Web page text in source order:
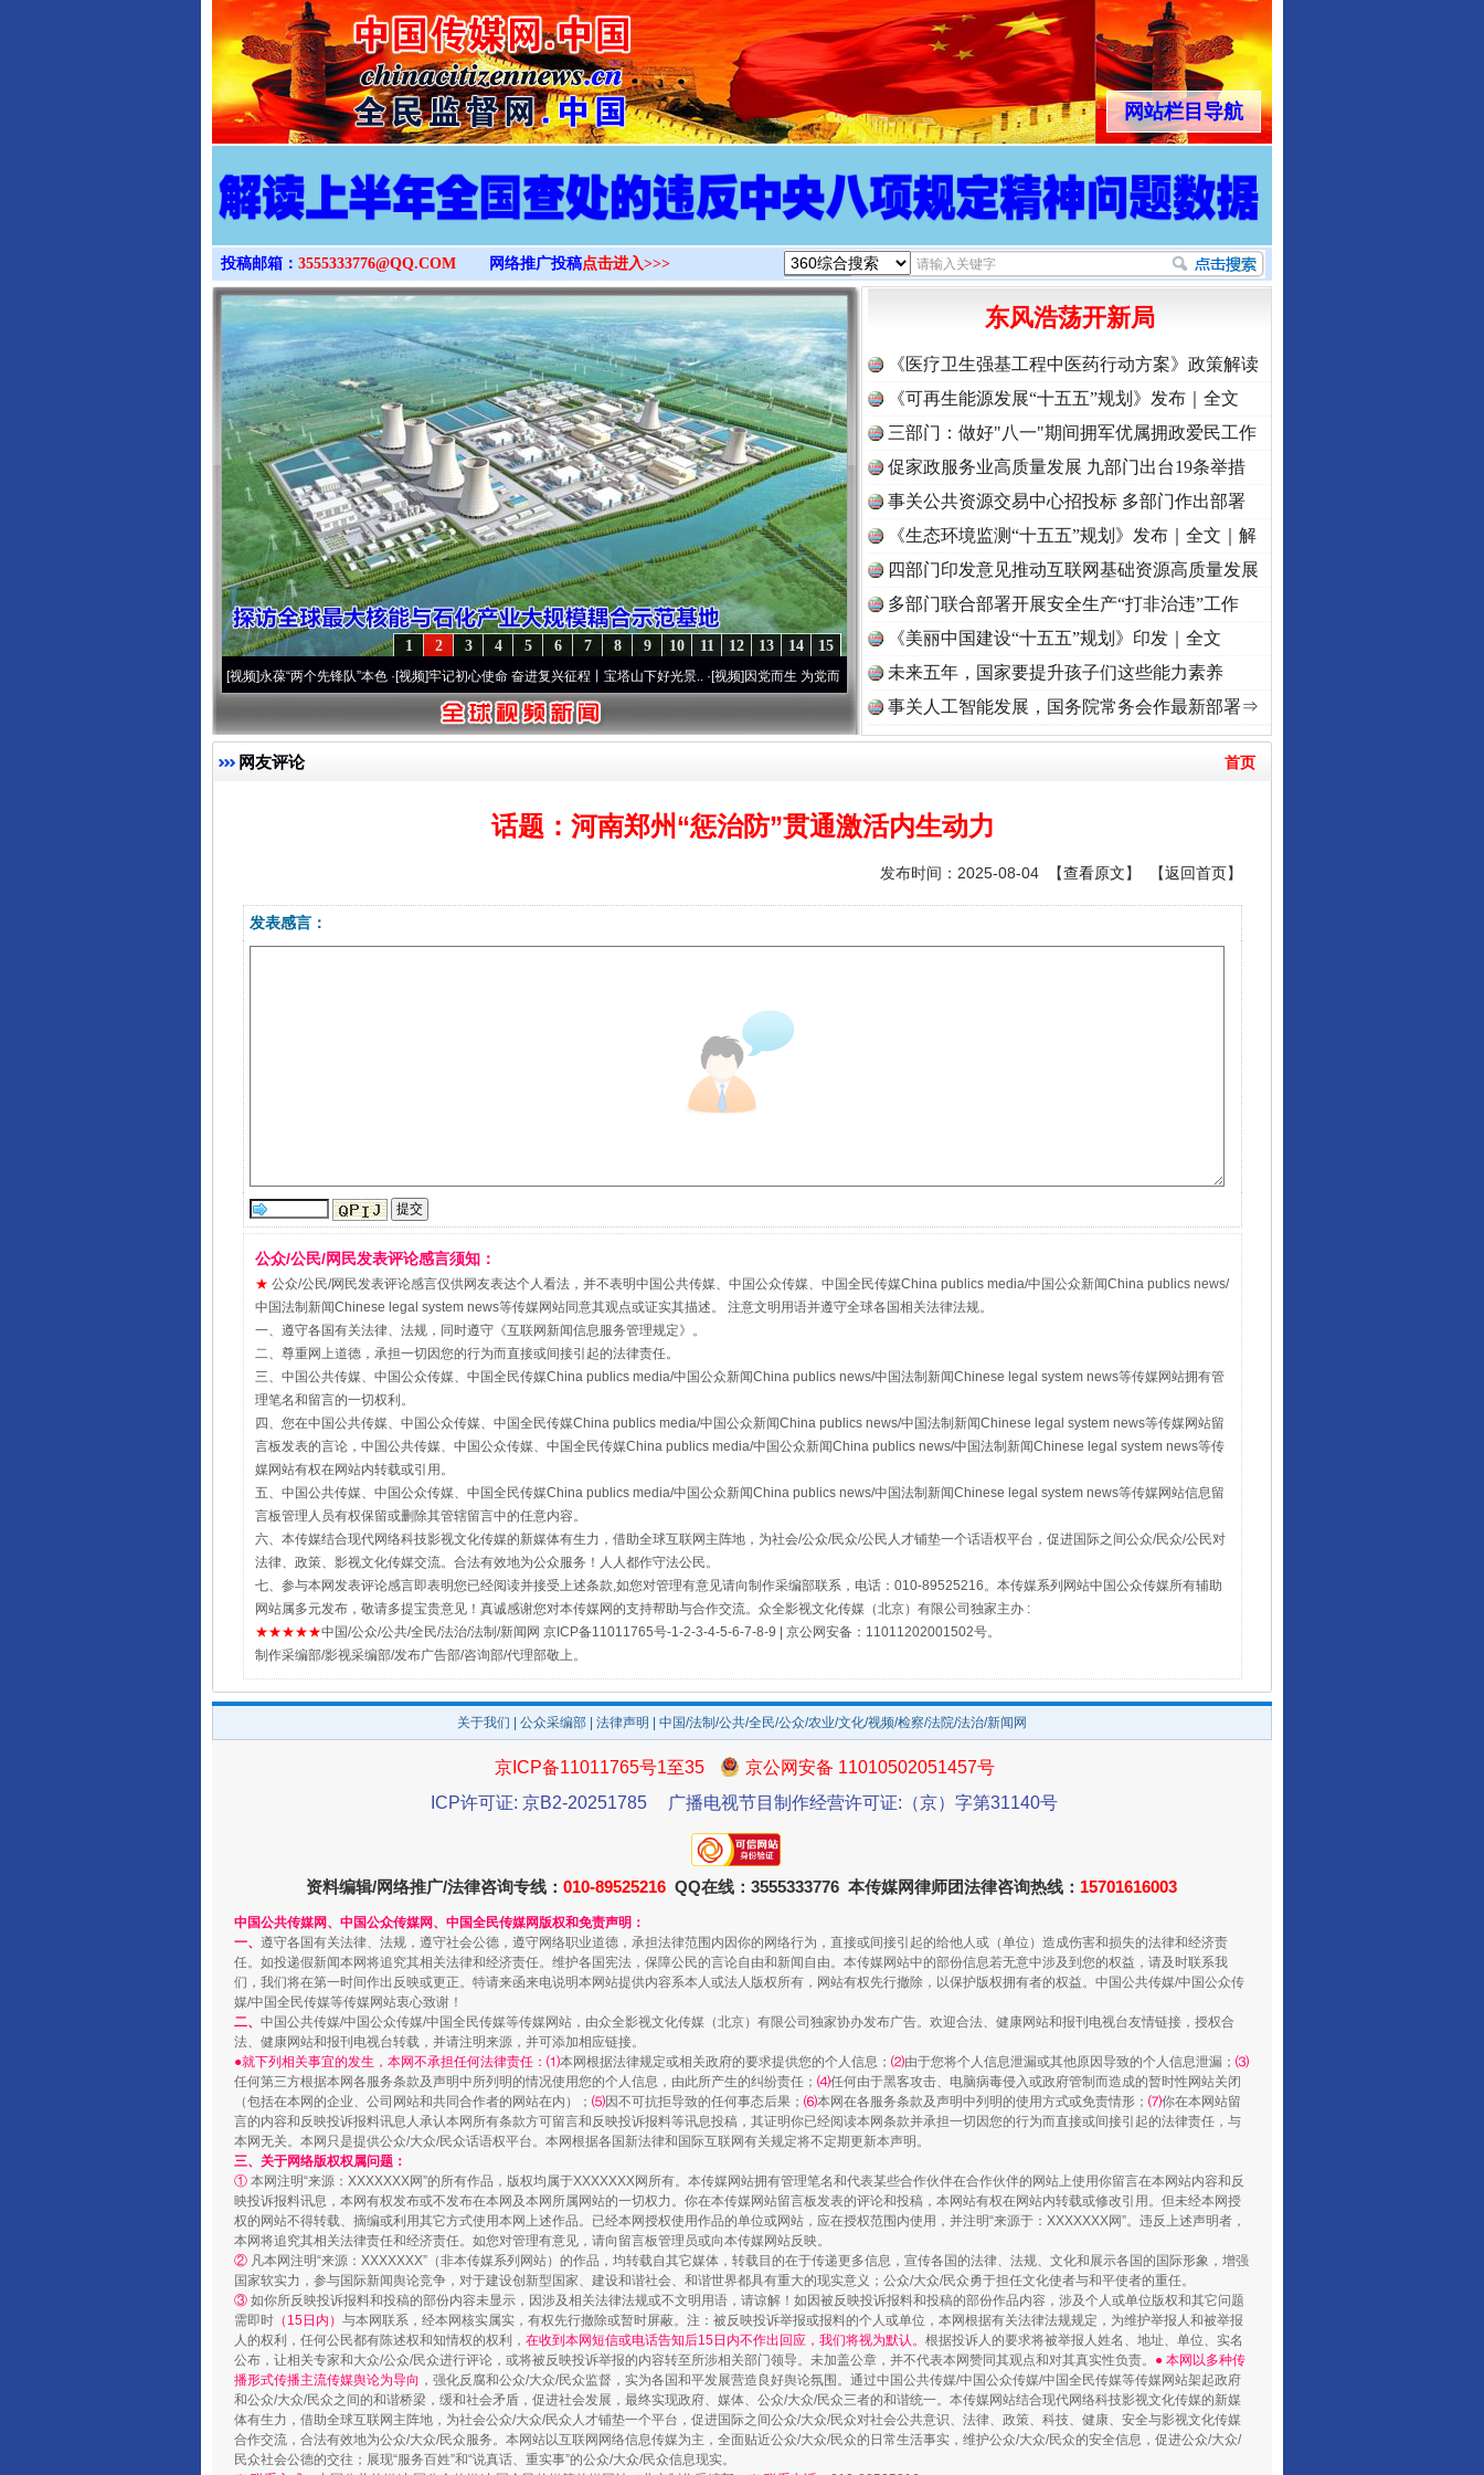
>
网站栏目导航
投稿邮箱： 3555333776@QQ.COM 网络推广投稿点击进入>>>
15
14
13
12
11
10
9
8
7
6
5
4
3
2
1
永葆“两个先锋队”本色·[视频] 牢记初心使命 奋进复兴征程丨宝塔山下好光景..·[视频] 因党而生 为党而战——百年“纪”事⑧加强纪律.. ·[视频]牢记初心使命 奋进复兴征程丨“转折之城”激荡..
东风浩荡开新局
《医疗卫生强基工程中医药行动方案》政策解读
《可再生能源发展“十五五”规划》发布｜全文
三部门：做好"八一"期间拥军优属拥政爱民工作
促家政服务业高质量发展 九部门出台19条举措
事关公共资源交易中心招投标 多部门作出部署
《生态环境监测“十五五”规划》发布｜全文｜解
读
四部门印发意见推动互联网基础资源高质量发展
多部门联合部署开展安全生产“打非治违”工作
《美丽中国建设“十五五”规划》印发｜全文
未来五年，国家要提升孩子们这些能力素养
事关人工智能发展，国务院常务会作最新部署⇒
网友评论 首页
话题：河南郑州“惩治防”贯通激活内生动力
发布时间：2025-08-04 【查看原文】 【返回首页】
发表感言：
公众/公民/网民发表评论感言须知：
★ 公众/公民/网民发表评论感言仅供网友表达个人看法，并不表明中国公共传媒、中国公众传媒、中国全民传媒China publics media/中国公众新闻China publics news/
中国法制新闻Chinese legal system news等传媒网站同意其观点或证实其描述。 注意文明用语并遵守全球各国相关法律法规。
一、遵守各国有关法律、法规，同时遵守《互联网新闻信息服务管理规定》。
二、尊重网上道德，承担一切因您的行为而直接或间接引起的法律责任。
三、中国公共传媒、中国公众传媒、中国全民传媒China publics media/中国公众新闻China publics news/中国法制新闻Chinese legal system news等传媒网站拥有管
理笔名和留言的一切权利。
四、您在中国公共传媒、中国公众传媒、中国全民传媒China publics media/中国公众新闻China publics news/中国法制新闻Chinese legal system news等传媒网站留
言板发表的言论，中国公共传媒、中国公众传媒、中国全民传媒China publics media/中国公众新闻China publics news/中国法制新闻Chinese legal system news等传
媒网站有权在网站内转载或引用。
五、中国公共传媒、中国公众传媒、中国全民传媒China publics media/中国公众新闻China publics news/中国法制新闻Chinese legal system news等传媒网站信息留
言板管理人员有权保留或删除其管辖留言中的任意内容。
六、本传媒结合现代网络科技影视文化传媒的新媒体有生力，借助全球互联网主阵地，为社会/公众/民众/公民人才铺垫一个话语权平台，促进国际之间公众/民众/公民对
法律、政策、影视文化传媒交流。合法有效地为公众服务！人人都作守法公民。
七、参与本网发表评论感言即表明您已经阅读并接受上述条款,如您对管理有意见请向制作采编部联系，电话：010-89525216。本传媒系列网站中国公众传媒所有辅助
网站属多元发布，敬请多提宝贵意见！真诚感谢您对本传媒网的支持帮助与合作交流。众全影视文化传媒（北京）有限公司独家主办 :
★★★★★中国/公众/公共/全民/法治/法制/新闻网 京ICP备11011765号-1-2-3-4-5-6-7-8-9 | 京公网安备：11011202001502号。
制作采编部/影视采编部/发布广告部/咨询部/代理部敬上。
关于我们 公众采编部 法律声明 | 中国/法制/公共/全民/公众/农业/文化/视频/检察/法院/法治/新闻网
京ICP备11011765号1至35
京公网安备 11010502051457号
ICP许可证: 京B2-20251785
广播电视节目制作经营许可证:（京）字第31140号
资料编辑/网络推广/法律咨询专线： 010-89525216 QQ在线：3555333776 本传媒网律师团法律咨询热线： 15701616003
中国公共传媒网、中国公众传媒网、中国全民传媒网版权和免责声明：
一、 遵守各国有关法律、法规，遵守社会公德，遵守网络职业道德，承担法律范围内因你的网络行为，直接或间接引起的给他人或（单位）造成伤害和损失的法律和经济责
任。如投递假新闻本网将追究其相关法律和经济责任。维护各国宪法，保障公民的言论自由和新闻自由。本传媒网站中的部份信息若无意中涉及到您的权益，请及时联系我
们，我们将在第一时间作出反映或更正。特请来函来电说明本网站提供内容系本人或法人版权所有，网站有权先行撤除，以保护版权拥有者的权益。中国公共传媒/中国公众传
媒/中国全民传媒等传媒网站衷心致谢！
二、 中国公共传媒/中国公众传媒/中国全民传媒等传媒网站，由众全影视文化传媒（北京）有限公司独家协办发布广告。欢迎合法、健康网站和报刊电视台友情链接，授权合
法、健康网站和报刊电视台转载，并请注明来源，并可添加相应链接。
●就下列相关事宜的发生，本网不承担任何法律责任：⑴本网根据法律规定或相关政府的要求提供您的个人信息； ⑵由于您将个人信息泄漏或其他原因导致的个人信息泄漏； ⑶
任何第三方根据本网各服务条款及声明中所列明的情况使用您的个人信息，由此所产生的纠纷责任； ⑷任何由于黑客攻击、电脑病毒侵入或政府管制而造成的暂时性网站关闭
（包括在本网的企业、公司网站和共同合作者的网站在内）； ⑸因不可抗拒导致的任何事态后果； ⑹本网在各服务条款及声明中列明的使用方式或免责情形； ⑺你在本网站留
言的内容和反映投诉报料讯息人承认本网所有条款方可留言和反映投诉报料等讯息投稿，其证明你已经阅读本网条款并承担一切因您的行为而直接或间接引起的法律责任，与
本网无关。本网只是提供公众/大众/民众话语权平台。本网根据各国新法律和国际互联网有关规定将不定期更新本声明。
三、关于网络版权权属问题：
① 本网注明“来源：XXXXXXX网”的所有作品，版权均属于XXXXXXX网所有。本传媒网站拥有管理笔名和代表某些合作伙伴在合作伙伴的网站上使用你留言在本网站内容和反
映投诉报料讯息，本网有权发布或不发布在本网及本网所属网站的一切权力。你在本传媒网站留言板发表的评论和投稿，本网站有权在网站内转载或修改引用。但未经本网授
权的网站不得转载、摘编或利用其它方式使用本网上述作品。已经本网授权使用作品的单位或网站，应在授权范围内使用，并注明“来源于：XXXXXXX网”。违反上述声明者，
本网将追究其相关法律责任和经济责任。如您对管理有意见，请向留言板管理员或向本传媒网站反映。
② 凡本网注明“来源：XXXXXXX”（非本传媒系列网站）的作品，均转载自其它媒体，转载目的在于传递更多信息，宣传各国的法律、法规、文化和展示各国的国际形象，增强
国家软实力，参与国际新闻舆论竞争，对于建设创新型国家、建设和谐社会、和谐世界都具有重大的现实意义；公众/大众/民众勇于担任文化使者与和平使者的重任。
③ 如你所反映投诉报料和投稿的部份内容未显示，因涉及相关法律法规或不文明用语，请谅解！如因被反映投诉报料和投稿的部份作品内容，涉及个人或单位版权和其它问题
需即时 （15日内） 与本网联系，经本网核实属实，有权先行撤除或暂时屏蔽。注：被反映投诉举报或报料的个人或单位，本网根据有关法律法规规定，为维护举报人和被举报
人的权利，任何公民都有陈述权和知情权的权利， 在收到本网短信或电话告知后15日内不作出回应，我们将视为默认。 根据投诉人的要求将被举报人姓名、地址、单位、实名
公布，让相关专家和大众/公众/民众进行评论，或将被反映投诉举报的内容转至所涉相关部门领导。未加盖公章，并不代表本网赞同其观点和对其真实性负责。 ● 本网以多种传
播形式传播主流传媒舆论为导向 ，强化反腐和公众/大众/民众监督，实为各国和平发展营造良好舆论氛围。通过中国公共传媒/中国公众传媒/中国全民传媒等传媒网站架起政府
和公众/大众/民众之间的和谐桥梁，缓和社会矛盾，促进社会发展，最终实现政府、媒体、公众/大众/民众三者的和谐统一。本传媒网站结合现代网络科技影视文化传媒的新媒
体有生力，借助全球互联网主阵地，为社会公众/大众/民众人才铺垫一个平台，促进国际之间公众/大众/民众对社会公共意识、法律、政策、科技、健康、安全与影视文化传媒
合作交流，合法有效地为公众/大众/民众服务。本网站以互联网网络信息传媒为主，全面贴近公众/大众/民众的日常生活事实，维护公众/大众/民众的安全信息，促进公众/大众/
民众社会公德的交往；展现“服务百姓”和“说真话、重实事”的公众/大众/民众信息现实。